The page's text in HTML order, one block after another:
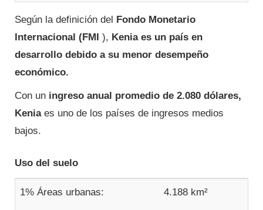
Según la definición del
Fondo Monetario
Internacional (FMI
), Kenia es un país en
desarrollo debido a su menor desempeño
económico.
Con un ingreso anual promedio de 2.080 dólares,
Keniaes uno de los países de ingresos medios
bajos.
Uso del suelo
1% Áreas urbanas: 4.188 km²